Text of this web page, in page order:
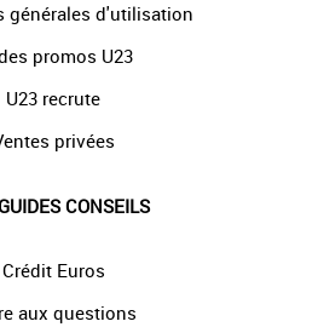
générales d'utilisation
promos U23
U23 recrute
privées
CONSEILS
Crédit Euros
aux questions